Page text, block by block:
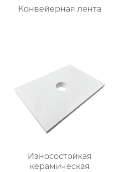
Конвейерная лента
Износостойкая
керамическая